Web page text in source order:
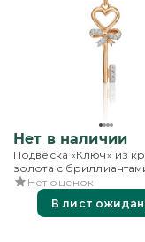
Нет в наличии
Подвеска «Ключ» из
золота с
Нет оценок
В лист